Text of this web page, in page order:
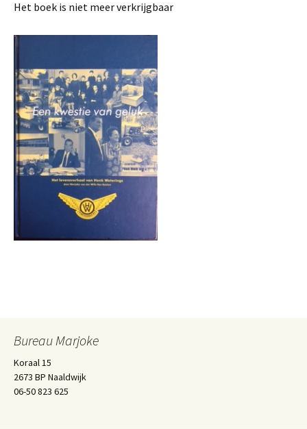
Het boek is niet meer verkrijgbaar
Bureau Marjoke
Koraal 15
2673 BP Naaldwijk
06-50 823 625